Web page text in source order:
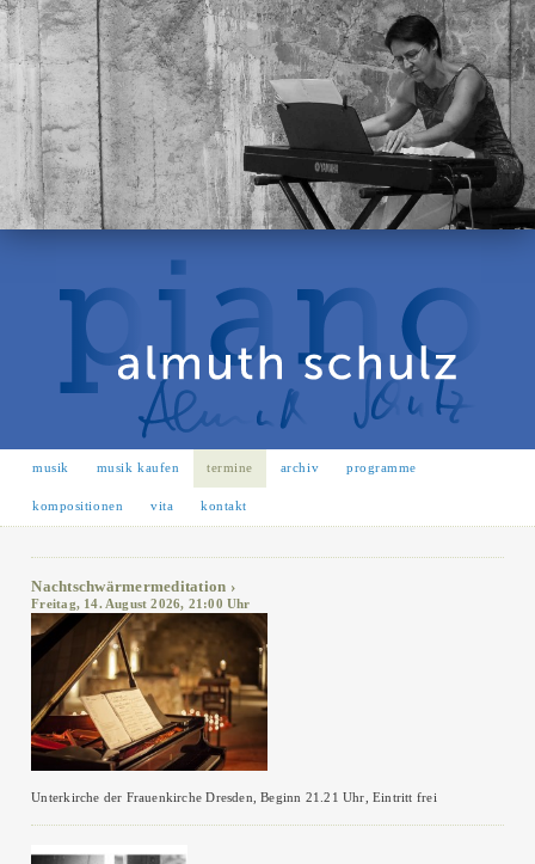
musik musik kaufen termine archiv programme
kompositionen vita kontakt
Nachtschwärmermeditation
Freitag, 14. August 2026, 21:00 Uhr
Unterkirche der Frauenkirche Dresden, Beginn 21.21 Uhr, Eintritt frei